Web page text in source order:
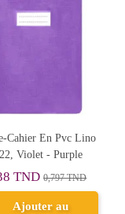
Cahier En Pvc Lino
Violet - Purple
TND0,797 TND
Ajouter au